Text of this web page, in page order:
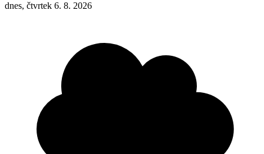
dnes, čtvrtek 6. 8. 2026